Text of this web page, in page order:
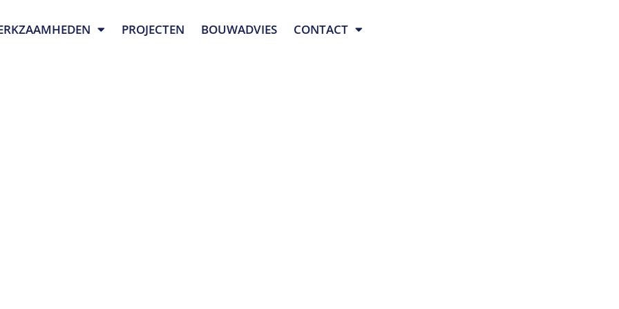
PROJECTEN BOUWADVIES CONTACT